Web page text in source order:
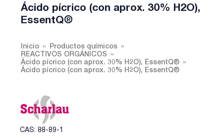
Ácido pícrico (con aprox. 30% H2O),
EssentQ®
Inicio
Productos químicos
REACTIVOS ORGÁNICOS
Ácido pícrico (con aprox. 30% H2O), EssentQ®
Ácido pícrico (con aprox. 30% H2O), EssentQ®
CAS: 88-89-1